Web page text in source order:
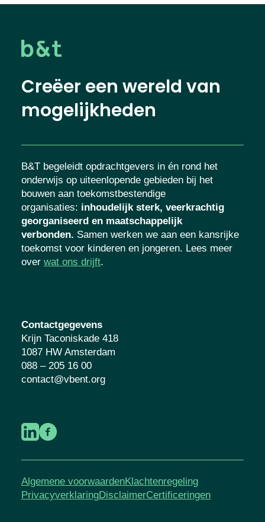
Creëer een wereld van
mogelijkheden
B&T begeleidt opdrachtgevers in én rond het
onderwijs op uiteenlopende gebieden bij het
bouwen aan toekomstbestendige
organisaties: inhoudelijk sterk, veerkrachtig
georganiseerd en maatschappelijk
verbonden. Samen werken we aan een
kansrijke toekomst voor kinderen en
jongeren. Lees meer over
Contactgegevens
Krijn Taconiskade 418
1087 HW Amsterdam
088 – 205 16 00
contact@vbent.org
Algemene voorwaardenKlachtenregeling
PrivacyverklaringDisclaimerCertificeringen